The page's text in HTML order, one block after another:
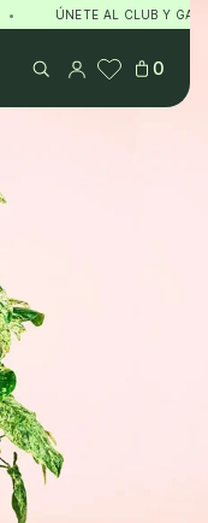
ÚNETE AL CLUB Y GANA
0